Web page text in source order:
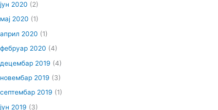
јун 2020 (2)
мај 2020 (1)
април 2020 (1)
фебруар 2020 (4)
децембар 2019 (4)
новембар 2019 (3)
септембар 2019 (1)
јун 2019 (3)